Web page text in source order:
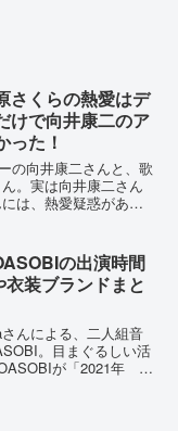
さくらの熱愛はデ
けで向井康二のア
った！
の向井康二さんと、歌
。実は向井康二さん
は、熱愛疑惑があり
原さくらの熱愛はデ
の出演時間
装ブランドまと
んによる、二人組音
。目まぐるしい活
が「2021年 紅